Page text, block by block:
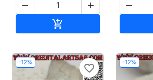
 


-12%
favorite_border
-12%